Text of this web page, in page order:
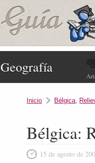
Geografía
Inicio Bélgica,
Bélgica:
15 de agosto de